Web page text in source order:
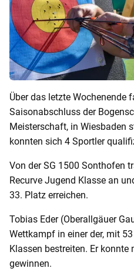
Über das letzte Wochenende
Saisonabschluss der
Meisterschaft, in Wiesbaden
konnten sich 4 Sportler
Von der SG 1500 Sonthofen
Recurve Jugend Klasse an
33. Platz erreichen.
Tobias Eder (Oberallgäuer
Wettkampf in einer der, mit
Klassen bestreiten. Er
gewinnen.